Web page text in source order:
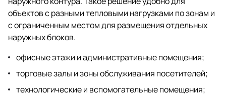
объектов с разными тепловыми нагрузками по зонам и
с ограниченным местом для размещения отдельных
наружных блоков.
офисные этажи и административные помещения;
торговые залы и зоны обслуживания посетителей;
технологические и вспомогательные помещения;